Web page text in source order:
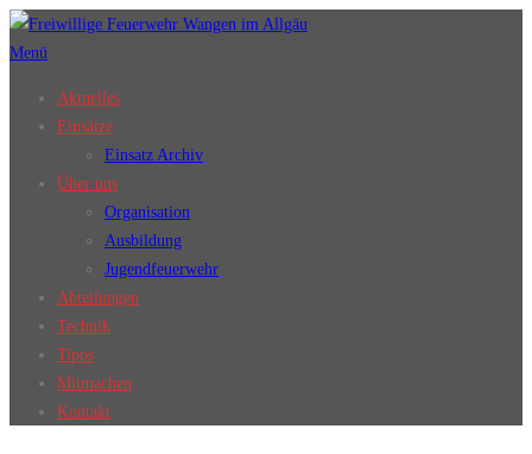
Zum
Inhalt
Menü
Aktuelles
Einsätze
Einsatz Archiv
Über uns
Organisation
Ausbildung
Jugendfeuerwehr
Abteilungen
Technik
Tipps
Mitmachen
Kontakt